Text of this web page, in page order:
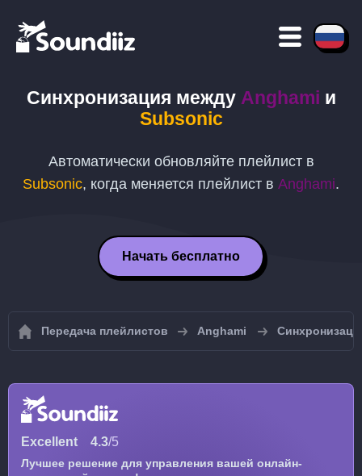
Синхронизация между Anghami и
Subsonic
Автоматически обновляйте плейлист в
Subsonic, когда меняется плейлист в Anghami.
Начать бесплатно
Передача плейлистов Anghami
Excellent 4.3/5
Лучшее решение для управления вашей онлайн-